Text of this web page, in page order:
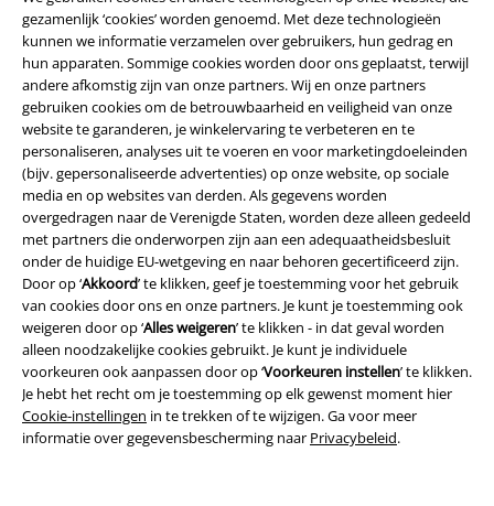
gezamenlijk ‘cookies’ worden genoemd. Met deze technologieën
kunnen we informatie verzamelen over gebruikers, hun gedrag en
hun apparaten. Sommige cookies worden door ons geplaatst, terwijl
andere afkomstig zijn van onze partners. Wij en onze partners
gebruiken cookies om de betrouwbaarheid en veiligheid van onze
website te garanderen, je winkelervaring te verbeteren en te
personaliseren, analyses uit te voeren en voor marketingdoeleinden
(bijv. gepersonaliseerde advertenties) op onze website, op sociale
media en op websites van derden. Als gegevens worden
overgedragen naar de Verenigde Staten, worden deze alleen gedeeld
met partners die onderworpen zijn aan een adequaatheidsbesluit
onder de huidige EU-wetgeving en naar behoren gecertificeerd zijn.
Door op ‘Akkoord’ te klikken, geef je toestemming voor het gebruik
van cookies door ons en onze partners. Je kunt je toestemming ook
weigeren door op ‘Alles weigeren’ te klikken - in dat geval worden
alleen noodzakelijke cookies gebruikt. Je kunt je individuele
voorkeuren ook aanpassen door op ‘Voorkeuren instellen’ te klikken.
Je hebt het recht om je toestemming op elk gewenst moment hier
Cookie-instellingen in te trekken of te wijzigen. Ga voor meer
informatie over gegevensbescherming naar Privacybeleid.
Legal
Algemene Voorwaarden
Bedrijfsgegevens
Privacyverklaring
Verklaring van conformiteit
Informatie over toegankelijkheid